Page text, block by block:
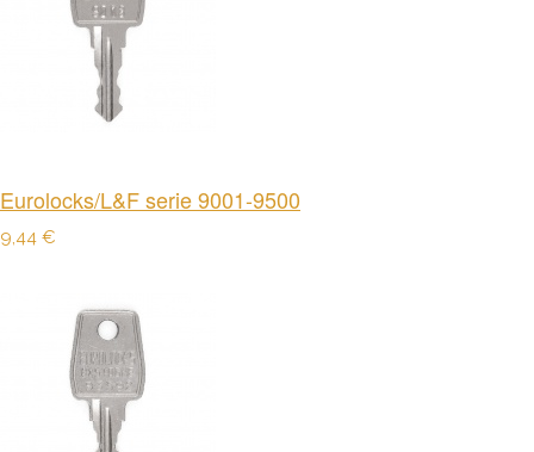
Eurolocks/L&F serie 9001-9500
9,44 €